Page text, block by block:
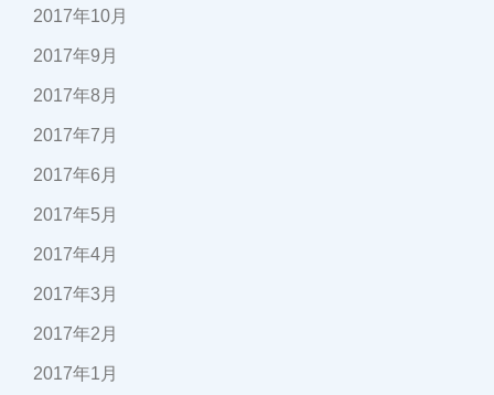
2017年10月
2017年9月
2017年8月
2017年7月
2017年6月
2017年5月
2017年4月
2017年3月
2017年2月
2017年1月